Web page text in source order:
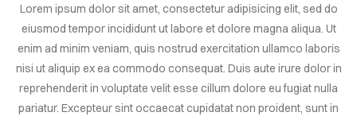
Lorem ipsum dolor sit amet, consectetur adipisicing elit, sed do
eiusmod tempor incididunt ut labore et dolore magna aliqua. Ut
enim ad minim veniam, quis nostrud exercitation ullamco laboris
nisi ut aliquip ex ea commodo consequat. Duis aute irure dolor in
reprehenderit in voluptate velit esse cillum dolore eu fugiat nulla
pariatur. Excepteur sint occaecat cupidatat non proident, sunt in